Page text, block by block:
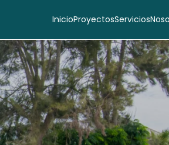
InicioProyectosServicios